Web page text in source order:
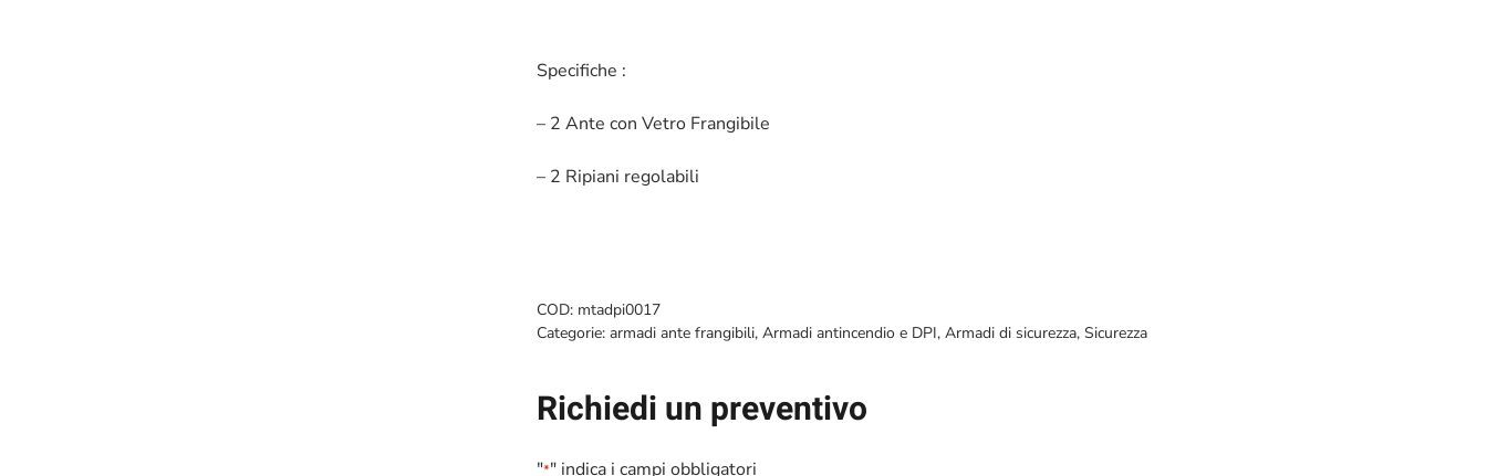
Specifiche :
– 2 Ante con Vetro Frangibile
– 2 Ripiani regolabili
COD: mtadpi0017
Categorie:armadi ante frangibili,Armadi antincendio e DPI,Armadi di sicurezza,Sicurezza
Richiedi un preventivo
"*" indica i campi obbligatori